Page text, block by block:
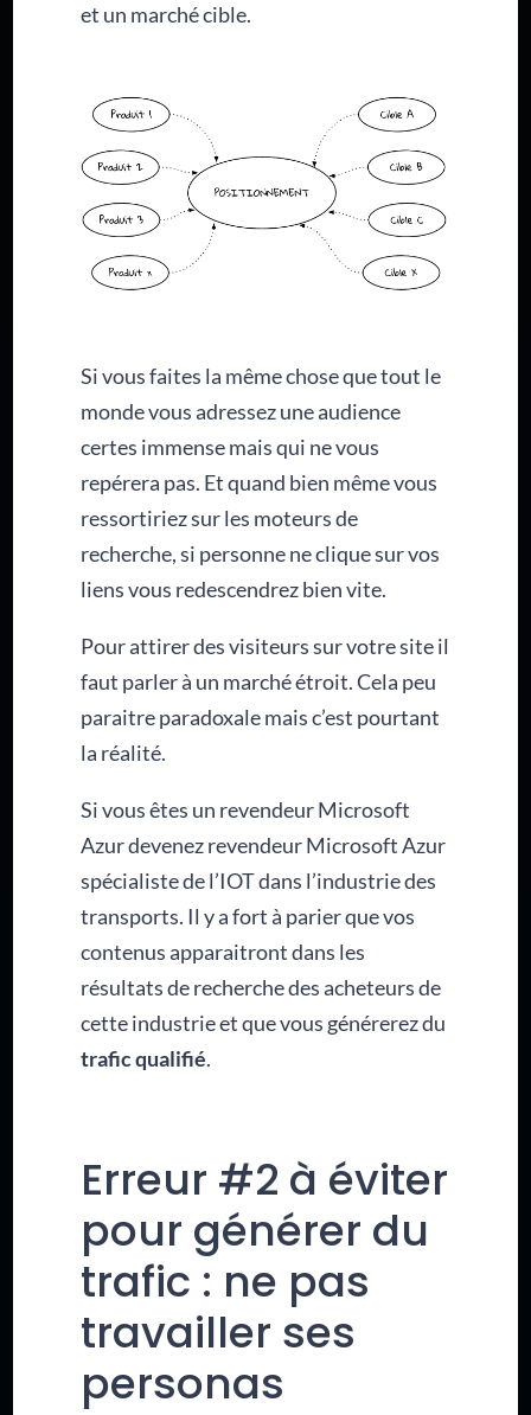
et un marché cible.
Si vous faites la même chose que tout le
monde vous adressez une audience
certes immense mais qui ne vous
repérera pas. Et quand bien même vous
ressortiriez sur les moteurs de
recherche, si personne ne clique sur vos
liens vous redescendrez bien vite.
Pour attirer des visiteurs sur votre site il
faut parler à un marché étroit. Cela peu
paraitre paradoxale mais c’est pourtant
la réalité.
Si vous êtes un revendeur Microsoft
Azur devenez revendeur Microsoft Azur
spécialiste de l’IOT dans l’industrie des
transports. Il y a fort à parier que vos
contenus apparaitront dans les
résultats de recherche des acheteurs de
cette industrie et que vous générerez du
trafic qualifié.
Erreur #2 à éviter
pour générer du
trafic : ne pas
travailler ses
personas